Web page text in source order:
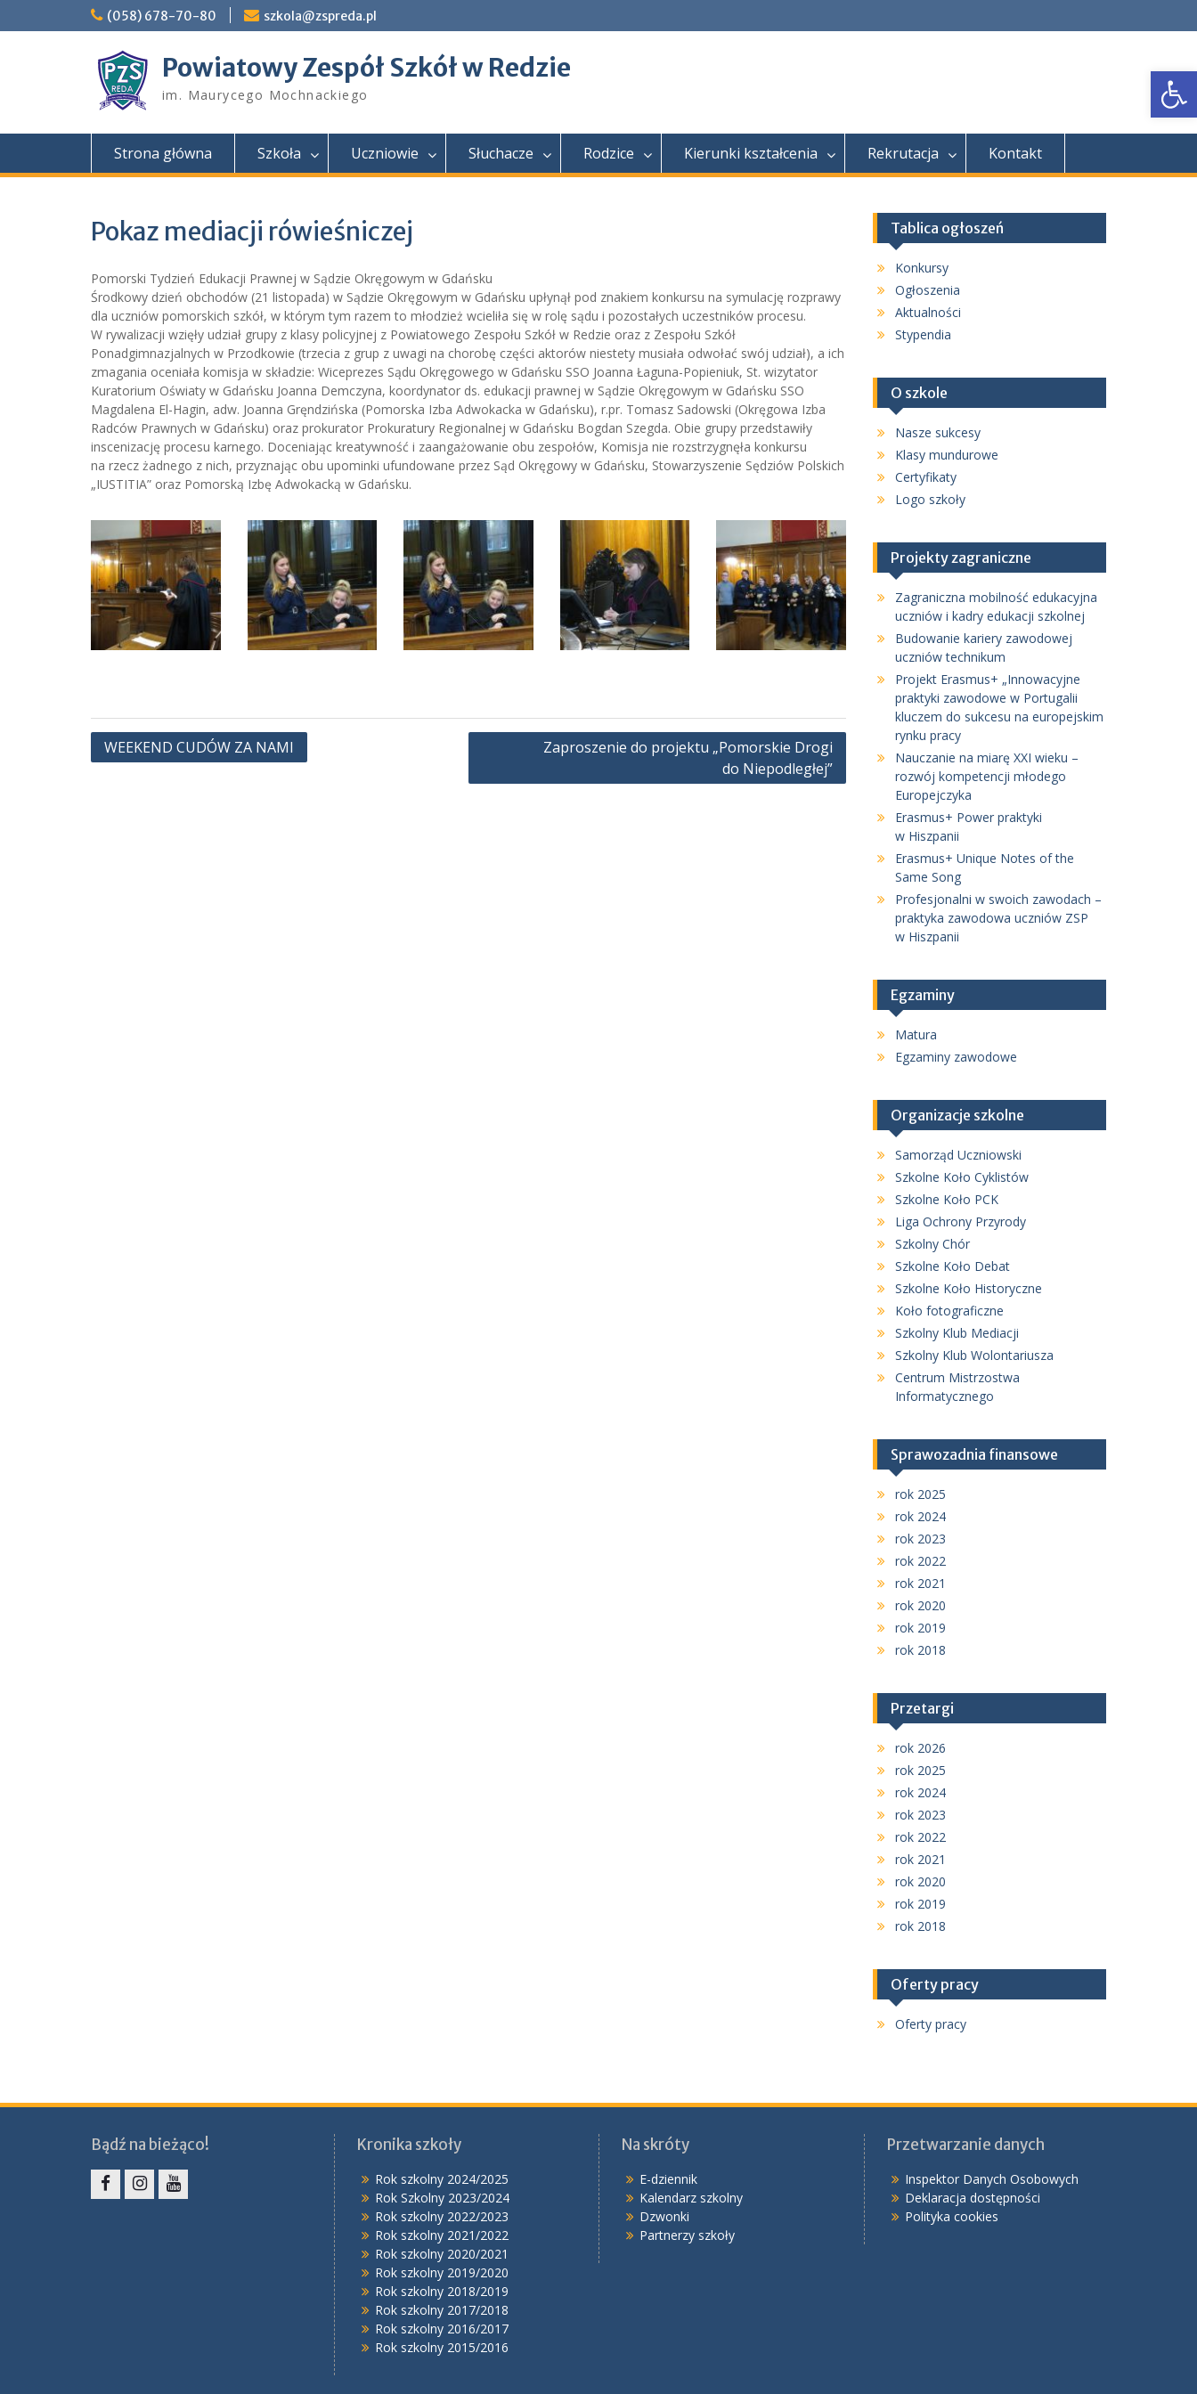
to
(058) 678-70-80 szkola@zspreda.pl
Powiatowy Zespół Szkół w Redzie
im. Maurycego Mochnackiego
Strona główna Szkoła Uczniowie Słuchacze Rodzice Kierunki kształcenia Rekrutacja Kontakt
Pokaz mediacji rówieśniczej
Pomorski Tydzień Edukacji Prawnej w Sądzie Okręgowym w Gdańsku
Środkowy dzień obchodów (21 listopada) w Sądzie Okręgowym w Gdańsku upłynął pod znakiem konkursu na symulację rozprawy
dla uczniów pomorskich szkół, w którym tym razem to młodzież wcieliła się w rolę sądu i pozostałych uczestników procesu.
W rywalizacji wzięły udział grupy z klasy policyjnej z Powiatowego Zespołu Szkół w Redzie oraz z Zespołu Szkół
Ponadgimnazjalnych w Przodkowie (trzecia z grup z uwagi na chorobę części aktorów niestety musiała odwołać swój udział), a ich
zmagania oceniała komisja w składzie: Wiceprezes Sądu Okręgowego w Gdańsku SSO Joanna Łaguna-Popieniuk, St. wizytator
Kuratorium Oświaty w Gdańsku Joanna Demczyna, koordynator ds. edukacji prawnej w Sądzie Okręgowym w Gdańsku SSO
Magdalena El-Hagin, adw. Joanna Gręndzińska (Pomorska Izba Adwokacka w Gdańsku), r.pr. Tomasz Sadowski (Okręgowa Izba
Radców Prawnych w Gdańsku) oraz prokurator Prokuratury Regionalnej w Gdańsku Bogdan Szegda. Obie grupy przedstawiły
inscenizację procesu karnego. Doceniając kreatywność i zaangażowanie obu zespołów, Komisja nie rozstrzygnęła konkursu
na rzecz żadnego z nich, przyznając obu upominki ufundowane przez Sąd Okręgowy w Gdańsku, Stowarzyszenie Sędziów Polskich
„IUSTITIA” oraz Pomorską Izbę Adwokacką w Gdańsku.
Nawigacja
WEEKEND CUDÓW ZA NAMI
Zaproszenie do projektu „Pomorskie Drogi
do Niepodległej”
Tablica ogłoszeń
Konkursy
Ogłoszenia
Aktualności
Stypendia
O szkole
Nasze sukcesy
Klasy mundurowe
Certyfikaty
Logo szkoły
Projekty zagraniczne
Zagraniczna mobilność edukacyjna
uczniów i kadry edukacji szkolnej
Budowanie kariery zawodowej
uczniów technikum
Projekt Erasmus+ „Innowacyjne
praktyki zawodowe w Portugalii
kluczem do sukcesu na europejskim
rynku pracy
Nauczanie na miarę XXI wieku –
rozwój kompetencji młodego
Europejczyka
Erasmus+ Power praktyki
w Hiszpanii
Erasmus+ Unique Notes of the
Same Song
Profesjonalni w swoich zawodach –
praktyka zawodowa uczniów ZSP
w Hiszpanii
Egzaminy
Matura
Egzaminy zawodowe
Organizacje szkolne
Samorząd Uczniowski
Szkolne Koło Cyklistów
Szkolne Koło PCK
Liga Ochrony Przyrody
Szkolny Chór
Szkolne Koło Debat
Szkolne Koło Historyczne
Koło fotograficzne
Szkolny Klub Mediacji
Szkolny Klub Wolontariusza
Centrum Mistrzostwa
Informatycznego
Sprawozadnia finansowe
rok 2025
rok 2024
rok 2023
rok 2022
rok 2021
rok 2020
rok 2019
rok 2018
Przetargi
rok 2026
rok 2025
rok 2024
rok 2023
rok 2022
rok 2021
rok 2020
rok 2019
rok 2018
Oferty pracy
Oferty pracy
Bądź na bieżąco! Kronika szkoły
Rok szkolny 2024/2025
Rok Szkolny 2023/2024
Rok szkolny 2022/2023
Rok szkolny 2021/2022
Rok szkolny 2020/2021
Rok szkolny 2019/2020
Rok szkolny 2018/2019
Rok szkolny 2017/2018
Rok szkolny 2016/2017
Rok szkolny 2015/2016
Na skróty
E-dziennik
Kalendarz szkolny
Dzwonki
Partnerzy szkoły
Przetwarzanie danych
Inspektor Danych Osobowych
Deklaracja dostępności
Polityka cookies